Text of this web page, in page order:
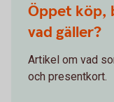
Öppet köp,
vad gäller?
Artikel om vad
och presentkort.